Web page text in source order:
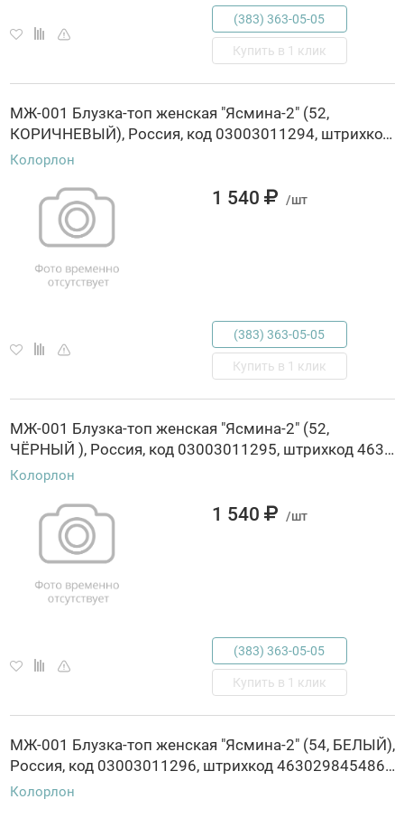
(383) 363-05-05
Купить в 1 клик
МЖ-001 Блузка-топ женская "Ясмина-2" (52,
КОРИЧНЕВЫЙ), Россия, код 03003011294, штрихкод 463029845497, артикул МЖ-001
Колорлон
1 540 /шт
(383) 363-05-05
Купить в 1 клик
МЖ-001 Блузка-топ женская "Ясмина-2" (52,
ЧЁРНЫЙ ), Россия, код 03003011295, штрихкод 463029845503, артикул МЖ-001
Колорлон
1 540 /шт
(383) 363-05-05
Купить в 1 клик
МЖ-001 Блузка-топ женская "Ясмина-2" (54, БЕЛЫЙ),
Россия, код 03003011296, штрихкод 463029845486, артикул МЖ-001
Колорлон